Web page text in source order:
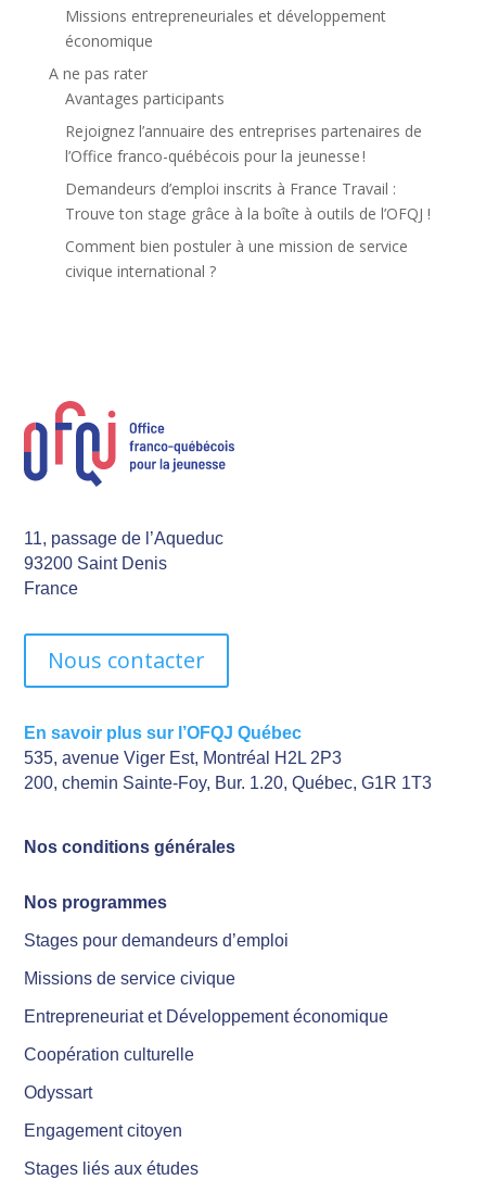
Missions entrepreneuriales et développement
économique
A ne pas rater
Avantages participants
Rejoignez l’annuaire des entreprises partenaires de
l’Office franco-québécois pour la jeunesse !
Demandeurs d’emploi inscrits à France Travail :
Trouve ton stage grâce à la boîte à outils de l’OFQJ !
Comment bien postuler à une mission de service
civique international ?
11, passage de l’Aqueduc
93200 Saint Denis
France
Nous contacter
En savoir plus sur l’OFQJ Québec
535, avenue Viger Est, Montréal H2L 2P3
200, chemin Sainte-Foy, Bur. 1.20, Québec, G1R 1T3
Nos conditions générales
Nos programmes
Stages pour demandeurs d’emploi
Missions de service civique
Entrepreneuriat et Développement économique
Coopération culturelle
Odyssart
Engagement citoyen
Stages liés aux études